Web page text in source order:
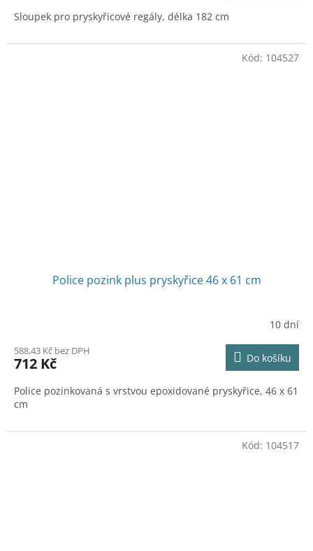
Sloupek pro pryskyřicové regály, délka 182 cm
Police pozink plus pryskyřice 46 x 61 cm
10 dní
588,43 Kč bez DPH
712 Kč Do košíku
Police pozinkovaná s vrstvou epoxidované pryskyřice, 46 x 61
cm
Kód: 104527
Kód: 104517